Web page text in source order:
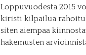
Loppuvuodesta 2015
kiristi kilpailua
siten aiempaa
hakemusten